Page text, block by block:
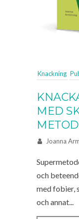
Knackning
MED
Joanna
och
med fobier,
och annat...